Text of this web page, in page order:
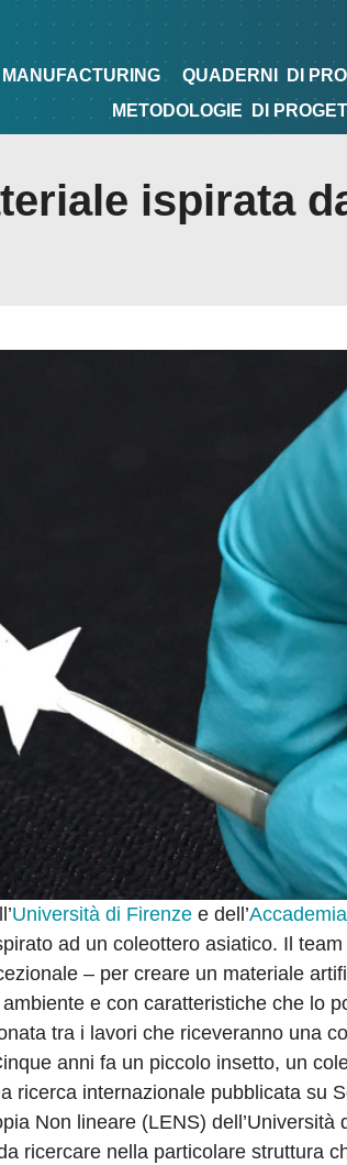
DI PROGETTAZIONE TIPS&TRICKS
QUADERNI DI
METODOLOGIE
DI
ispirata
Università di Firenze e dell’
ad un coleottero asiatico. Il team
– per creare un materiale
e con caratteristiche che lo
tra i lavori che riceveranno una
anni fa un piccolo insetto, un
ricerca internazionale pubblicata su
Non lineare (LENS) dell’Università
ricercare nella particolare struttura